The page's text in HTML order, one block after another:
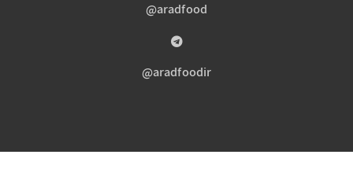
aradfood@
aradfoodir@